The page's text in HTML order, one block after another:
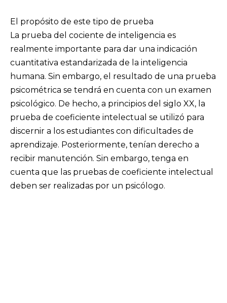
El propósito de este tipo de prueba
La prueba del cociente de inteligencia es
realmente importante para dar una indicación
cuantitativa estandarizada de la inteligencia
humana. Sin embargo, el resultado de una prueba
psicométrica se tendrá en cuenta con un examen
psicológico. De hecho, a principios del siglo XX, la
prueba de coeficiente intelectual se utilizó para
discernir a los estudiantes con dificultades de
aprendizaje. Posteriormente, tenían derecho a
recibir manutención. Sin embargo, tenga en
cuenta que las pruebas de coeficiente intelectual
deben ser realizadas por un psicólogo.